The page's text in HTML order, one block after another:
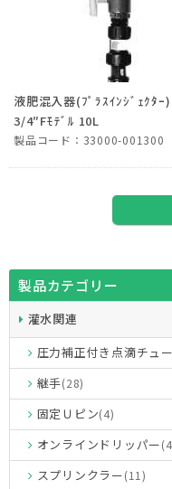
液肥混入器(ﾌﾟﾗｽｲﾝｼﾞｪｸﾀｰ)
3/4″Fﾓﾃﾞﾙ 10L
製品コード：33000-001300
製品カテゴリー
灌水関連
圧力補正付き点滴チュ
継手(28)
固定Ｕピン(4)
オンラインドリッパー
スプリンクラー(11)